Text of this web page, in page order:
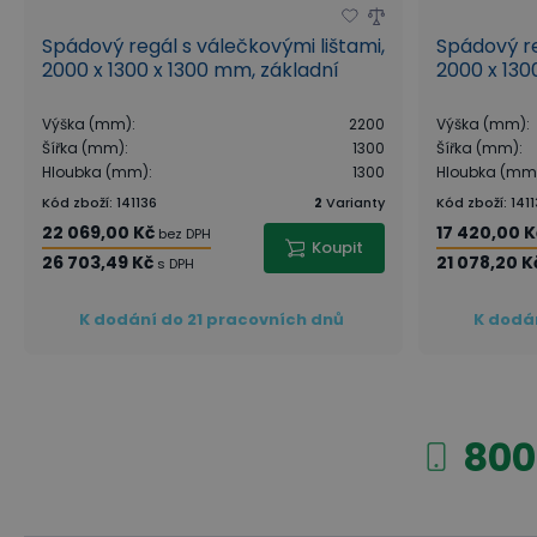
Spádový regál s válečkovými lištami,
2000 x 1300 x 1300 mm, základní
Výška (mm):
2200
Šířka (mm):
1300
Hloubka (mm): 1300
Kód zboží: 141136 2 Varianty
22 069,00 Kč bez DPH
26 703,49 Kč s DPH
Koupit
K dodání do 21 pracovních dnů
Spádový
2000 x
Výška (mm):
Šířka (mm):
Hloubka
Kód zboží:
17 420,00
21 078,20
K